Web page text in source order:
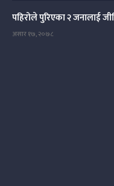
पहिरोले पुरिएका २ जनालाई
असार १७, २०७८